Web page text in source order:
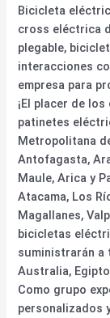
Bicicleta
cross eléctrica
plegable,
interacciones
empresa para
¡El placer de
patinetes
Metropolitana
Antofagasta,
Maule, Arica y
Atacama, Los
Magallanes,
bicicletas
suministrarán a
Australia,
Como grupo
personalizados